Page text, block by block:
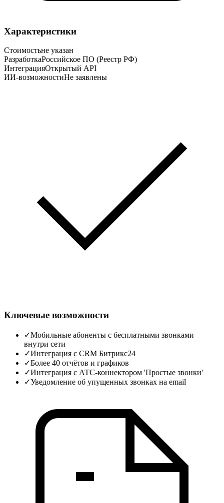
Характеристики
Стоимостьне указан
РазработкаРоссийское ПО (Реестр РФ)
ИнтеграцияОткрытый API
ИИ-возможностиНе заявлены
Ключевые возможности
✓Мобильные абоненты с бесплатными звонками
внутри сети
✓Интеграция с CRM Битрикс24
✓Более 40 отчётов и графиков
✓Интеграция с АТС-коннектором 'Простые звонки'
✓Уведомление об упущенных звонках на email